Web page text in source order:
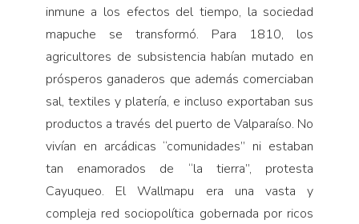
inmune a los efectos del tiempo, la sociedad
mapuche se transformó. Para 1810, los
agricultores de subsistencia habían mutado en
prósperos ganaderos que además comerciaban
sal, textiles y platería, e incluso exportaban sus
productos a través del puerto de Valparaíso. No
vivían en arcádicas “comunidades” ni estaban
tan enamorados de “la tierra”, protesta
Cayuqueo. El Wallmapu era una vasta y
compleja red sociopolítica gobernada por ricos